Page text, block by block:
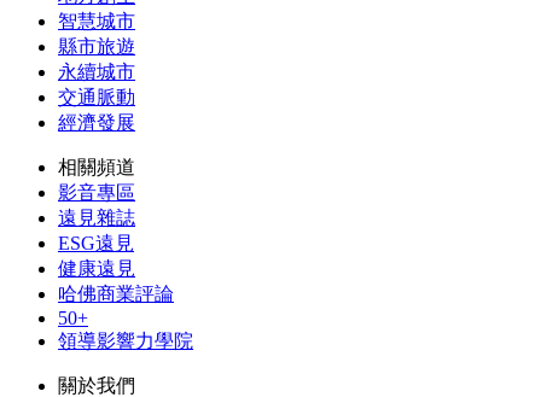
智慧城市
縣市旅遊
永續城市
交通脈動
經濟發展
相關頻道
影音專區
遠見雜誌
ESG遠見
健康遠見
哈佛商業評論
50+
領導影響力學院
關於我們